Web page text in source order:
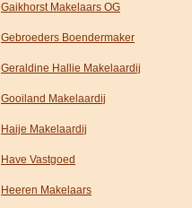
Gaikhorst Makelaars OG
Gebroeders Boendermaker
Geraldine Hallie Makelaardij
Gooiland Makelaardij
Haije Makelaardij
Have Vastgoed
Heeren Makelaars